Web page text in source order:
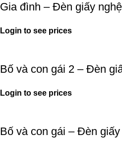
Gia đình – Đèn giấy
Login to see prices
Bố và con gái 2 – Đèn
Login to see prices
Bố và con gái – Đèn